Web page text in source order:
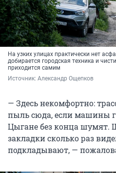
На узких улицах практически нет
добирается городская техника и
приходится самим
Источник: Александр Ощепков
— Здесь некомфортно:
пыль сюда, если машины
Цыгане без конца шумят.
закладки сколько раз
подкладывают, —